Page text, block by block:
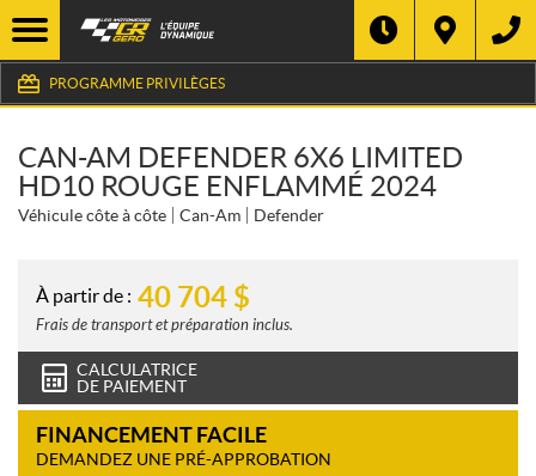
PROGRAMME PRIVILÈGES
CAN-AM DEFENDER 6X6 LIMITED
HD10 ROUGE ENFLAMMÉ 2024
Véhicule côte à côte Can-Am Defender
À partir de : 40 704 $
Frais de transport et préparation inclus.
CALCULATRICE
DE PAIEMENT
FINANCEMENT FACILE
DEMANDEZ UNE PRÉ-APPROBATION